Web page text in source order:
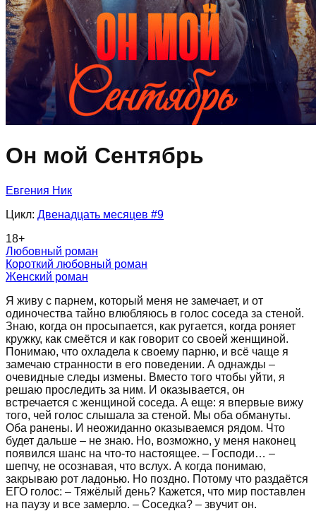
Он мой Сентябрь
Евгения Ник
Цикл: Двенадцать месяцев #9
18+
Любовный роман
Короткий любовный роман
Женский роман
Я живу с парнем, который меня не замечает, и от
одиночества тайно влюбляюсь в голос соседа за стеной.
Знаю, когда он просыпается, как ругается, когда роняет
кружку, как смеётся и как говорит со своей женщиной.
Понимаю, что охладела к своему парню, и всё чаще я
замечаю странности в его поведении. А однажды –
очевидные следы измены. Вместо того чтобы уйти, я
решаю проследить за ним. И оказывается, он
встречается с женщиной соседа. А еще: я впервые вижу
того, чей голос слышала за стеной. Мы оба обмануты.
Оба ранены. И неожиданно оказываемся рядом. Что
будет дальше – не знаю. Но, возможно, у меня наконец
появился шанс на что-то настоящее. – Господи… –
шепчу, не осознавая, что вслух. А когда понимаю,
закрываю рот ладонью. Но поздно. Потому что раздаётся
ЕГО голос: – Тяжёлый день? Кажется, что мир поставлен
на паузу и все замерло. – Соседка? – звучит он.